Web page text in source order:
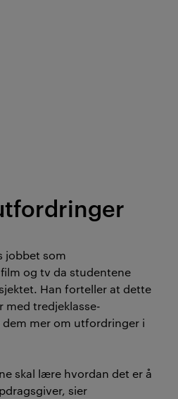
jobbet som
og tv da studentene
Han forteller at dette
med tredjeklasse-
mer om utfordringer i
skal lære hvordan det er å
sier